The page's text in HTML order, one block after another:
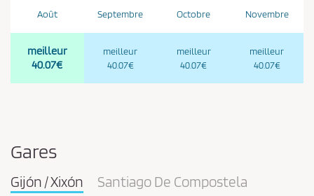
Août
meilleur
40.07€
Septembre
meilleur
40.07€
Octobre
meilleur
40.07€
Novembre
meilleur
40.07€
Gares
Gijón / Xixón Santiago De Compostela